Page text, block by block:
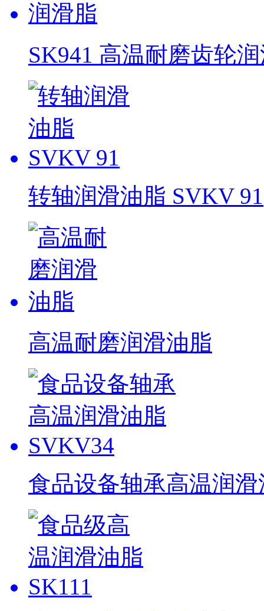
SK941 高温耐磨齿轮
转轴润滑油脂 SVKV 91
高温耐磨润滑油脂
食品设备轴承高温润